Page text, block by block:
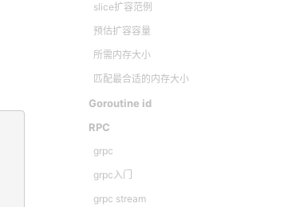
slice扩容范例
预估扩容容量
所需内存大小
匹配最合适的内存大小
Goroutine id
RPC
grpc
grpc入门
grpc stream